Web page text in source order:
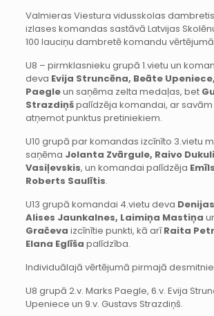
Valmieras Viestura vidusskolas
izlases komandas sastāvā Latvijas
100 lauciņu dambretē komandu
U8 – pirmklasnieku grupā 1.vietu un
deva Evija Struncēna, Beāte
Paegleun saņēma zelta medaļas, bet
Strazdiņšpalīdzēja komandai, ar
atņemot punktus pretiniekiem.
U10 grupā par komandas izcīnīto 3.vietu
saņēma Jolanta Zvārgule, Raivo
Vasiļevskis, un komandai palīdzēja
Roberts Saulītis.
U13 grupā komandai 4.vietu deva
Alises Jaunkalnes, Laimiņa Mastiņa
Gračeva izcīnītie punkti, kā arīRaita
Elana Eglīša palīdzība.
Individuālajā vērtējumā pirmajā
U8 grupā 2.v. Marks Paegle, 6.v. Evija
Upeniece un 9.v. Gustavs Strazdiņš.